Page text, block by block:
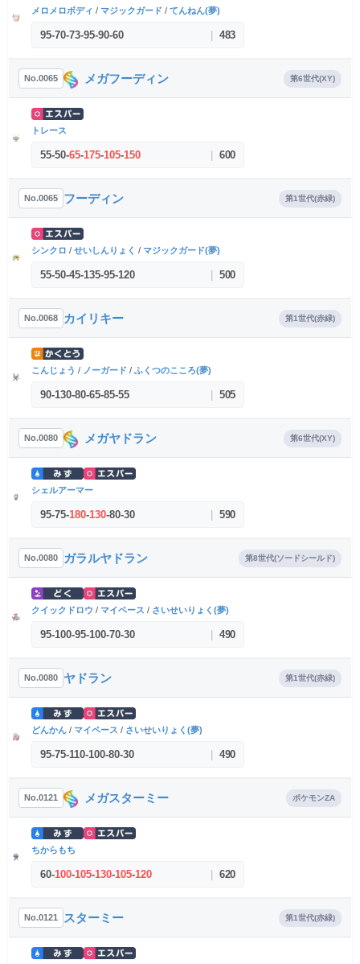
メロメロボディ / マジックガード / てんねん(夢)
95-70-73-95-90-60 483
No.0065 メガフーディン 第6世代(XY)
トレース
55-50-65-175-105-150 600
No.0065 フーディン 第1世代(赤緑)
シンクロ / せいしんりょく / マジックガード(夢)
55-50-45-135-95-120 500
No.0068 カイリキー 第1世代(赤緑)
こんじょう / ノーガード / ふくつのこころ(夢)
90-130-80-65-85-55 505
No.0080 メガヤドラン 第6世代(XY)
シェルアーマー
95-75-180-130-80-30 590
No.0080 ガラルヤドラン 第8世代(ソードシールド)
クイックドロウ / マイペース / さいせいりょく(夢)
95-100-95-100-70-30 490
No.0080 ヤドラン 第1世代(赤緑)
どんかん / マイペース / さいせいりょく(夢)
95-75-110-100-80-30 490
No.0121 メガスターミー ポケモンZA
ちからもち
60-100-105-130-105-120 620
No.0121 スターミー 第1世代(赤緑)